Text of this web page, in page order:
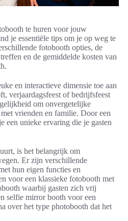
te huren voor jouw
je essentiële tips om je op weg te
fotobooth opties, de
en de gemiddelde kosten van
en interactieve dimensie toe aan
verjaardagsfeest of bedrijfsfeest
om onvergetelijke
vrienden en familie. Door een
een unieke ervaring die je gasten
is het belangrijk om
Er zijn verschillende
hun eigen functies en
voor een klassieke fotobooth met
waarbij gasten zich vrij
selfie mirror booth voor een
over het type photobooth dat het